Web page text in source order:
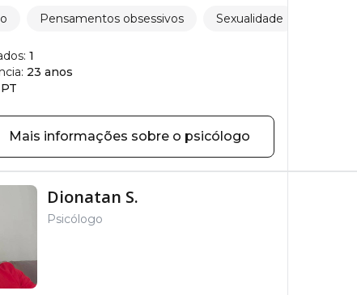
Pensamentos obsessivos Sexualidade
1
23 anos
PT
Mais informações sobre o psicólogo
Dionatan S.
Psicólogo